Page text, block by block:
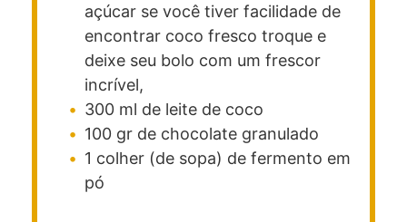
açúcar se você tiver facilidade de
encontrar coco fresco troque e
deixe seu bolo com um frescor
incrível,
300 ml de leite de coco
100 gr de chocolate granulado
1 colher (de sopa) de fermento em
pó